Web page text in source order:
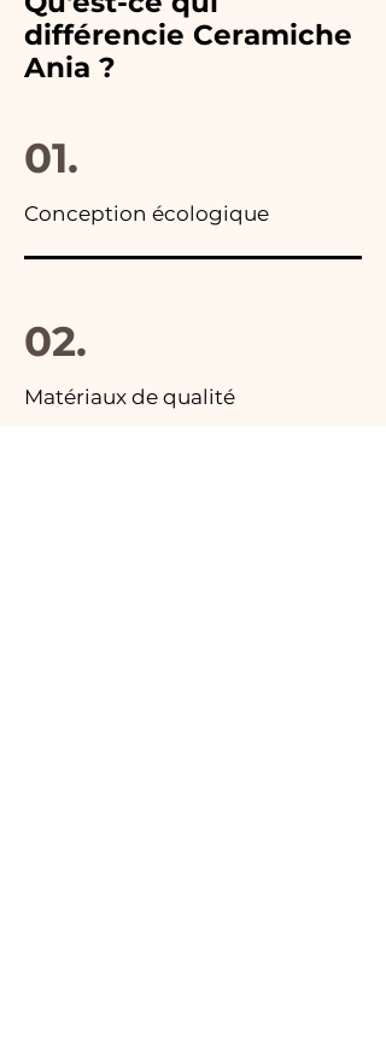
remplacerons
immédiatement !
toutes les publicités de nos
articles, vous trouverez la
photo du colis final.
différencie Ceramiche
Ania ?
01.
Conception écologique
02.
Matériaux de qualité